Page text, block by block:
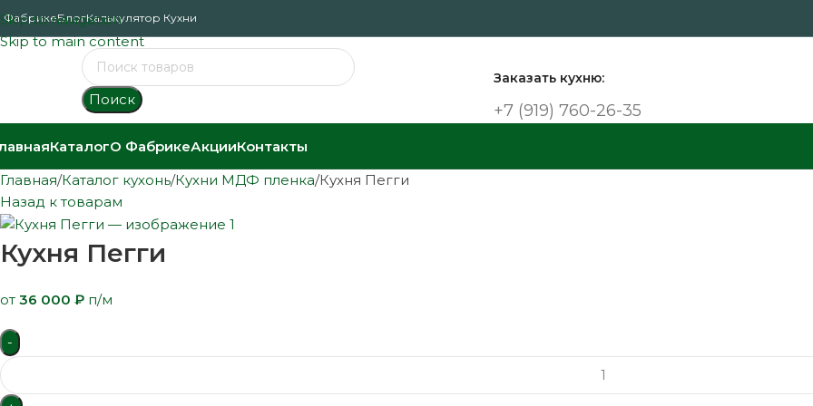
Skip to navigation
Skip to main content
ФабрикеБлогКалькулятор Кухни
Поиск
Заказать кухню:
+7 (919) 760-26-35
КаталогО ФабрикеАкцииКонтакты
Главная Каталог кухонь Кухни МДФ пленка Кухня Пегги
Назад к товарам
Кухня Пегги
от 36 000 ₽ п/м